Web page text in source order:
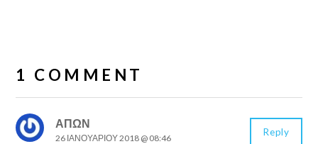
1 COMMENT
ΑΠΩΝ
26 ΙΑΝΟΥΑΡΊΟΥ 2018 @ 08:46
Reply